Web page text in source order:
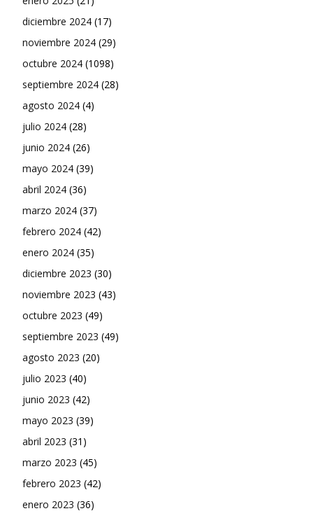
diciembre 2024 (17)
noviembre 2024 (29)
octubre 2024 (1098)
septiembre 2024 (28)
agosto 2024 (4)
julio 2024 (28)
junio 2024 (26)
mayo 2024 (39)
abril 2024 (36)
marzo 2024 (37)
febrero 2024 (42)
enero 2024 (35)
diciembre 2023 (30)
noviembre 2023 (43)
octubre 2023 (49)
septiembre 2023 (49)
agosto 2023 (20)
julio 2023 (40)
junio 2023 (42)
mayo 2023 (39)
abril 2023 (31)
marzo 2023 (45)
febrero 2023 (42)
enero 2023 (36)